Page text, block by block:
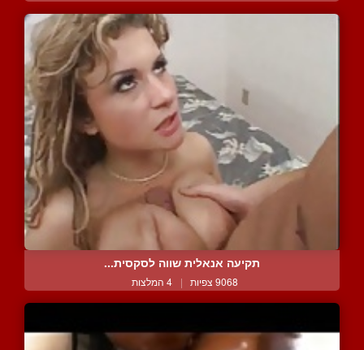
תקיעה אנאלית שווה לסקסית...
9068 צפיות | 4 המלצות